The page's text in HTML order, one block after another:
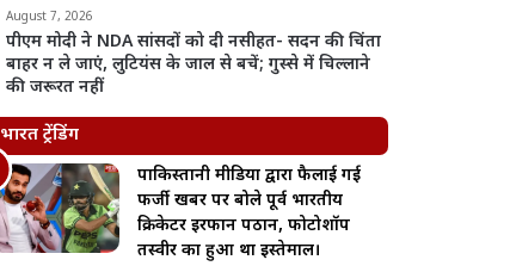
August 7, 2026
पीएम मोदी ने NDA सांसदों को दी नसीहत- सदन की चिंता
बाहर न ले जाएं, लुटियंस के जाल से बचें; गुस्से में चिल्लाने
की जरूरत नहीं
भारत ट्रेंडिंग
पाकिस्तानी मीडिया द्वारा फैलाई गई
फर्जी खबर पर बोले पूर्व भारतीय
क्रिकेटर इरफान पठान, फोटोशॉप
तस्वीर का हुआ था इस्तेमाल।